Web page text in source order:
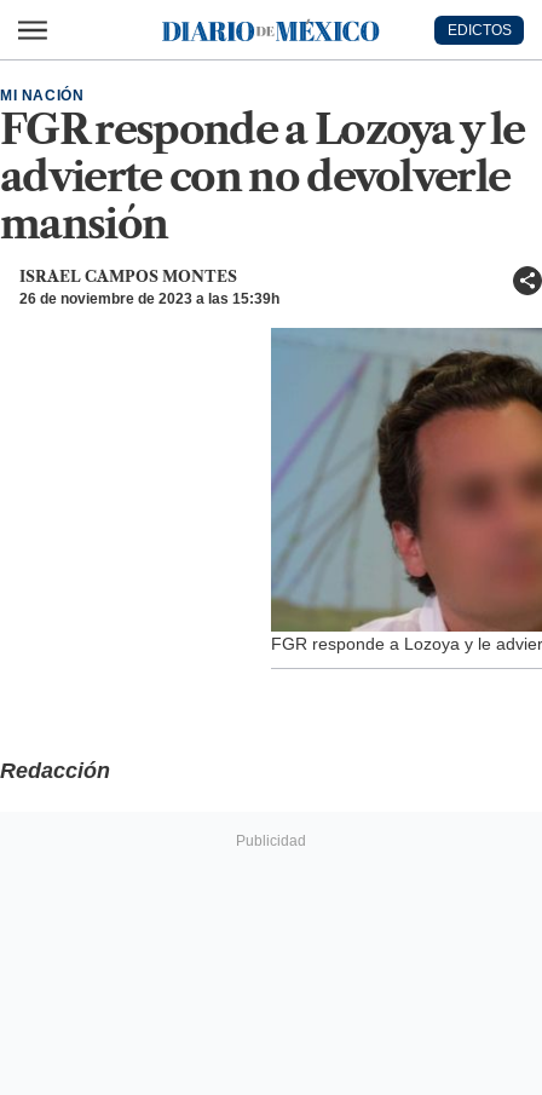
Diario de México
EDICTOS
FGR responde a Lozoya y le
advierte con no devolverle
mansión
MI NACIÓN
ISRAEL CAMPOS MONTES
26 de noviembre de 2023 a las 15:39h
FGR responde a Lozoya y le
Redacción